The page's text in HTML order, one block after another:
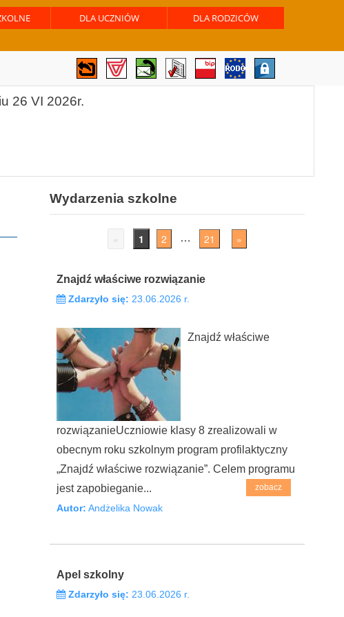
DLA UCZNIÓW DLA RODZICÓW
26 VI 2026r.
Wydarzenia szkolne
« 1 2 … 21 »
Znajdź właściwe rozwiązanie
Zdarzyło się: 23.06.2026 r.
Znajdź właściwe
rozwiązanieUczniowie klasy 8 zrealizowali w
obecnym roku szkolnym program profilaktyczny
„Znajdź właściwe rozwiązanie”. Celem programu
jest zapobieganie...
zobacz
Autor: Andżelika Nowak
Apel szkolny
Zdarzyło się: 23.06.2026 r.